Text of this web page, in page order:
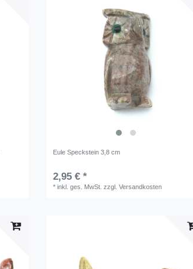
Eule Speckstein 3,8 cm
2,95 € *
*inkl. ges. MwSt. zzgl.Versandkosten